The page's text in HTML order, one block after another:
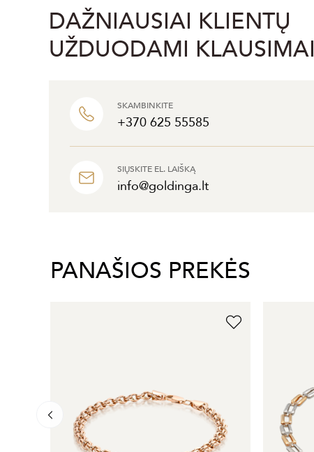
DAŽNIAUSIAI KLIENTŲ
UŽDUODAMI KLAUSIMAI
SKAMBINKITE
+370 625 55585
SIŲSKITE EL. LAIŠKĄ
info@goldinga.lt
PANAŠIOS PREKĖS